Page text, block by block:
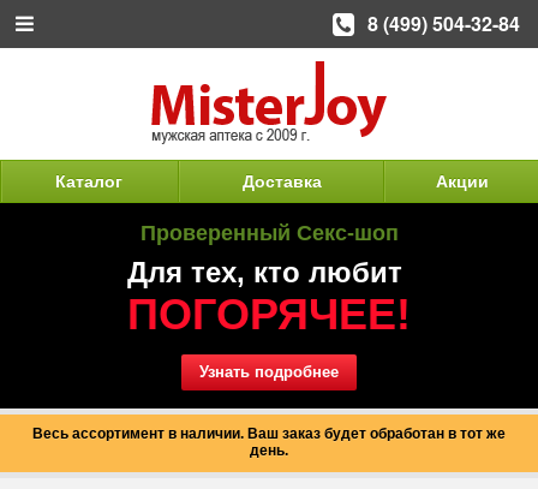
Каталог Доставка Акции
Проверенный Секс-шоп
Для тех, кто любит
ПОГОРЯЧЕЕ!
Узнать подробнее
Весь ассортимент в наличии. Ваш заказ будет обработан в тот же
день.
8 (499) 504-32-84